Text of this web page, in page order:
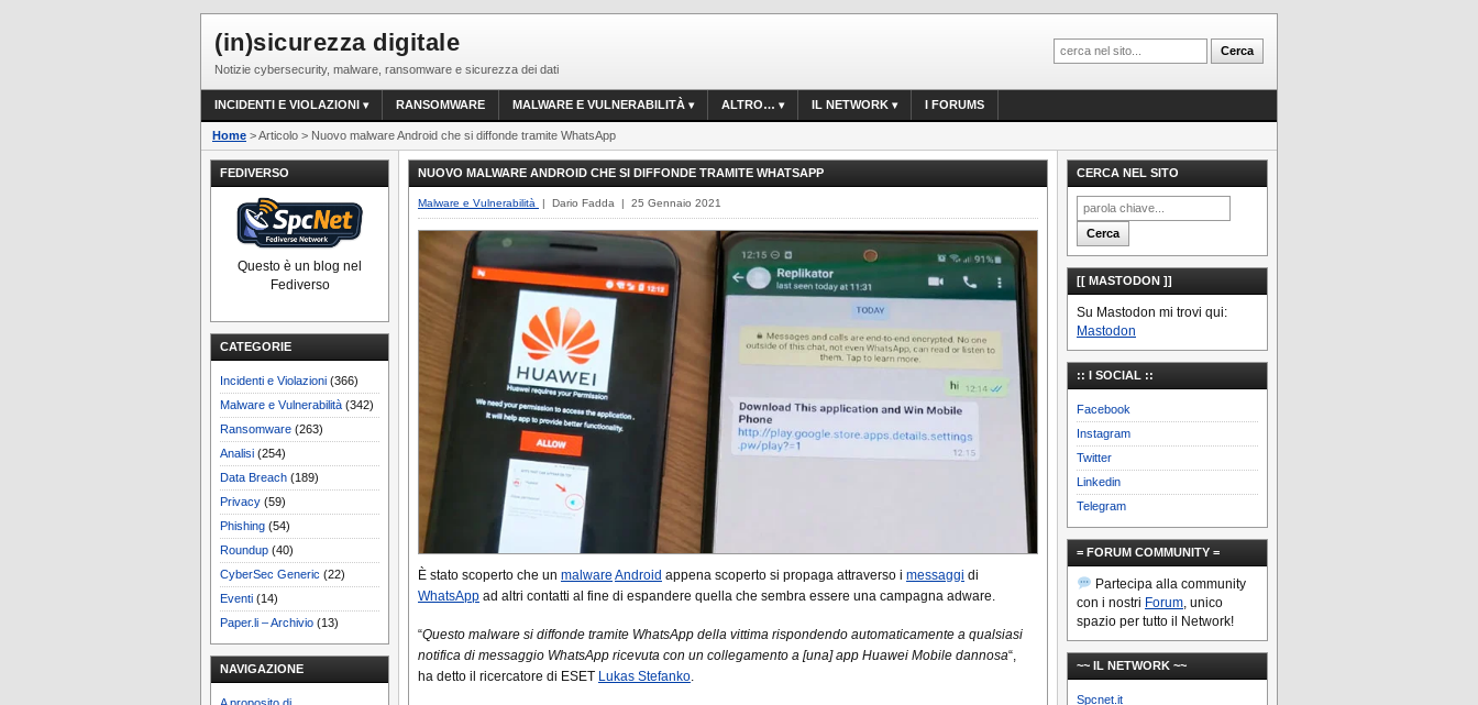
(in)sicurezza digitale
Notizie cybersecurity, malware, ransomware e sicurezza dei dati
INCIDENTI E VIOLAZIONI RANSOMWARE MALWARE E VULNERABILITÀ ALTRO… IL NETWORK I FORUMS
Home > Articolo > Nuovo malware Android che si diffonde tramite WhatsApp
FEDIVERSO
Questo è un blog nel
Fediverso
CATEGORIE
Incidenti e Violazioni (366)
Malware e Vulnerabilità (342)
Ransomware (263)
Analisi (254)
Data Breach (189)
Privacy (59)
Phishing (54)
Roundup (40)
CyberSec Generic (22)
Eventi (14)
Paper.li – Archivio (13)
NAVIGAZIONE
NUOVO MALWARE ANDROID CHE SI DIFFONDE TRAMITE WHATSAPP
Malware e Vulnerabilità | Dario Fadda | 25 Gennaio 2021
È stato scoperto che un malware Android appena scoperto si propaga attraverso i messaggi di
WhatsApp ad altri contatti al fine di espandere quella che sembra essere una campagna adware.
“Questo malware si diffonde tramite WhatsApp della vittima rispondendo automaticamente a qualsiasi
notifica di messaggio WhatsApp ricevuta con un collegamento a [una] app Huawei Mobile dannosa“,
ha detto il ricercatore di ESET Lukas Stefanko.
CERCA NEL SITO
[[ MASTODON ]]
Su Mastodon mi trovi qui:
Mastodon
:: I SOCIAL ::
Facebook
Instagram
Twitter
Linkedin
Telegram
= FORUM COMMUNITY =
Partecipa alla community
con i nostri Forum, unico
spazio per tutto il Network!
~~ IL NETWORK ~~
Spcnet.it